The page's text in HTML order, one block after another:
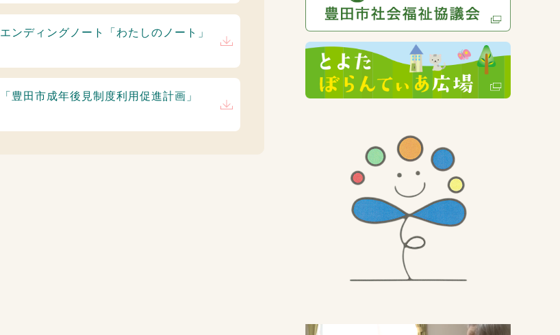
エンディングノート「わたしのノート」
「豊田市成年後見制度利用促進計画」